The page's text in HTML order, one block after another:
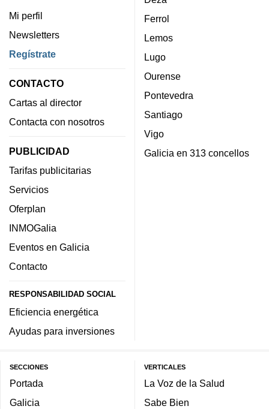
Mi perfil
Newsletters
Regístrate
CONTACTO
Cartas al director
Contacta con nosotros
PUBLICIDAD
Tarifas publicitarias
Servicios
Oferplan
INMOGalia
Eventos en Galicia
Contacto
RESPONSABILIDAD SOCIAL
Eficiencia energética
Ayudas para inversiones
Ferrol
Lemos
Lugo
Ourense
Pontevedra
Santiago
Vigo
Galicia en 313 concellos
SECCIONES
Portada
Galicia
VERTICALES
La Voz de la Salud
Sabe Bien